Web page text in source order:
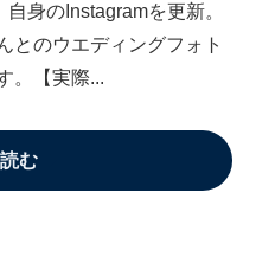
身のInstagramを更新。
とのウエディングフォト
。【実際...
む